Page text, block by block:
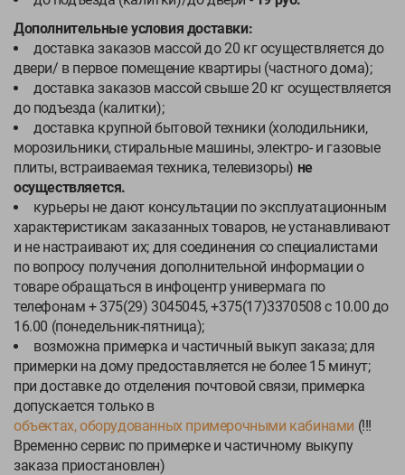
Дополнительные условия доставки:
доставка заказов массой до 20 кг осуществляется до
двери/ в первое помещение квартиры (частного дома);
доставка заказов массой свыше 20 кг осуществляется
до подъезда (калитки);
доставка крупной бытовой техники (холодильники,
морозильники, стиральные машины, электро- и газовые
плиты, встраиваемая техника, телевизоры) не
осуществляется.
курьеры не дают консультации по эксплуатационным
характеристикам заказанных товаров, не устанавливают
и не настраивают их; для соединения со специалистами
по вопросу получения дополнительной информации о
товаре обращаться в инфоцентр универмага по
телефонам + 375(29) 3045045, +375(17)3370508 с 10.00 до
16.00 (понедельник-пятница);
возможна примерка и частичный выкуп заказа; для
примерки на дому предоставляется не более 15 минут;
при доставке до отделения почтовой связи, примерка
допускается только в
объектах, оборудованных примерочными кабинами (!!!
Временно сервис по примерке и частичному выкупу
заказа приостановлен)